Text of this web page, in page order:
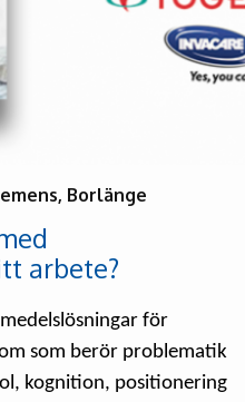
Borlänge
arbete?
för
som berör problematik
kognition, positionering